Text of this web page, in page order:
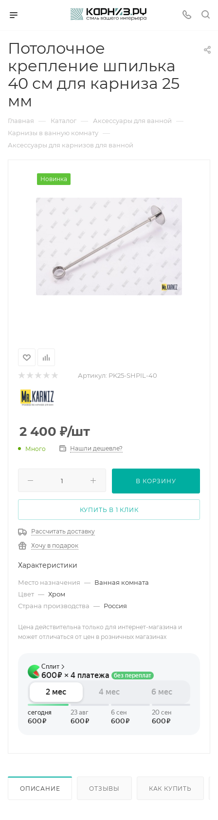
Потолочное
крепление шпилька
40 см для карниза 25
мм
Главная — Каталог — Аксессуары для ванной —
Карнизы в ванную комнату —
Аксессуары для карнизов для ванной
Новинка
Артикул: PK25-SHPIL-40
2 400 ₽/шт
Много Нашли дешевле?
В КОРЗИНУ
КУПИТЬ В 1 КЛИК
Рассчитать доставку
Хочу в подарок
Характеристики
Место назначения — Ванная комната
Цвет — Хром
Страна производства — Россия
Цена действительна только для интернет-магазина и
может отличаться от цен в розничных магазинах
ОПИСАНИЕ ОТЗЫВЫ КАК КУПИТЬ